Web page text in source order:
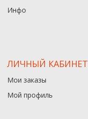
Инфо
ЛИЧНЫЙ КАБИНЕТ
Мои заказы
Мой профиль